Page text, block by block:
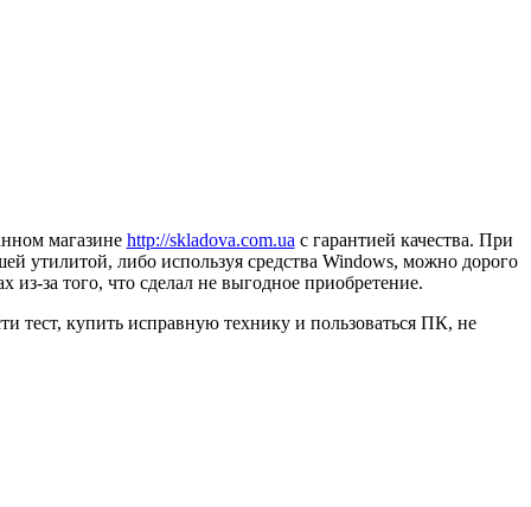
магазине http://skladova.com.ua с гарантией качества. При
утилитой, либо используя средства Windows, можно дорого
из-за того, что сделал не выгодное приобретение.
тест, купить исправную технику и пользоваться ПК, не